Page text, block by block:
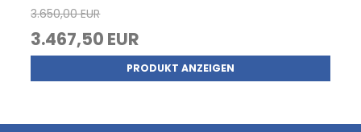
3.650,00 EUR
3.467,50 EUR
PRODUKT ANZEIGEN